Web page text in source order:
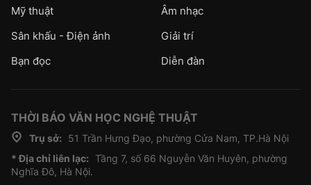
Mỹ thuật
Âm nhạc
Sân khấu - Điện ảnh
Giải trí
Bạn đọc
Diễn đàn
THỜI BÁO VĂN HỌC NGHỆ THUẬT
Trụ sở:
51 Trần Hưng Đạo, phường Cửa Nam, TP.Hà Nội
* Địa chỉ liên lạc: Tầng 7, số 66 Nguyễn Văn Huyên, phường
Nghĩa Đô, Hà Nội.